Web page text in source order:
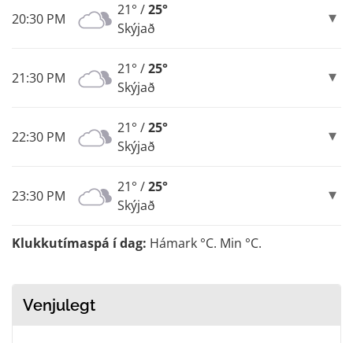
20:30 PM
21° /25°
Skýjað
21:30 PM
21° /25°
Skýjað
22:30 PM
21° /25°
Skýjað
23:30 PM
21° /25°
Skýjað
Klukkutímaspá í dag: Hámark °C. Min °C.
Venjulegt